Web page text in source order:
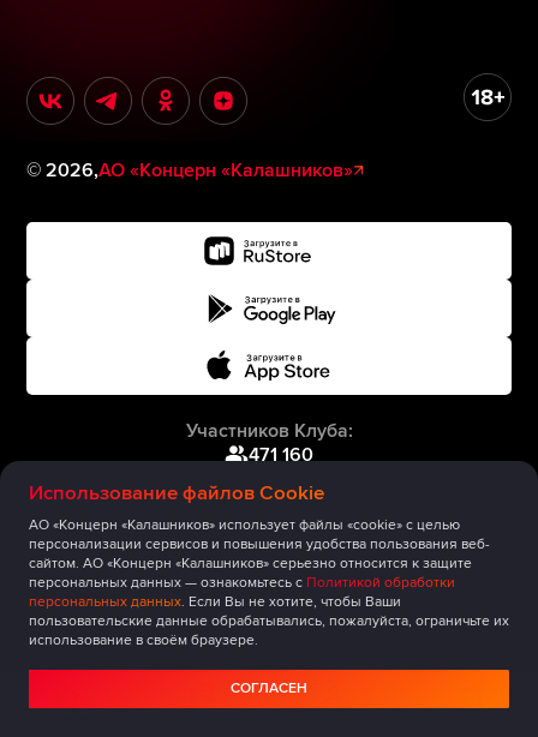
Использование файлов Cookie
АО «Концерн «Калашников» использует файлы «cookie» с целью
персонализации сервисов и повышения удобства пользования веб-
сайтом. АО «Концерн «Калашников» серьезно относится к защите
персональных данных — ознакомьтесь с Политикой обработки
персональных данных. Если Вы не хотите, чтобы Ваши
пользовательские данные обрабатывались, пожалуйста, ограничьте их
использование в своём браузере.
СОГЛАСЕН
©2026,АО «Концерн «Калашников»
Участников Клуба:
471 160